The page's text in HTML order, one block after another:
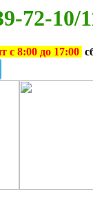
72-10/
с 8:00 до 17:00